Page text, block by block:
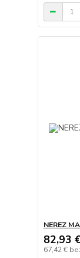
NEREZ
82,93
67,42 €